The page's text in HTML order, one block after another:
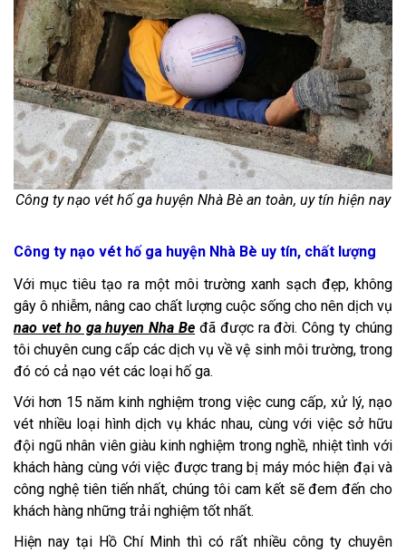
Công ty nạo vét hố ga huyện Nhà Bè an toàn, uy tín hiện nay
Công ty nạo vét hố ga huyện Nhà Bè uy tín, chất lượng
Với mục tiêu tạo ra một môi trường xanh sạch đẹp, không
gây ô nhiễm, nâng cao chất lượng cuộc sống cho nên dịch vụ
nao vet ho ga huyen Nha Be đã được ra đời. Công ty chúng
tôi chuyên cung cấp các dịch vụ về vệ sinh môi trường, trong
đó có cả nạo vét các loại hố ga.
Với hơn 15 năm kinh nghiệm trong việc cung cấp, xử lý, nạo
vét nhiều loại hình dịch vụ khác nhau, cùng với việc sở hữu
đội ngũ nhân viên giàu kinh nghiệm trong nghề, nhiệt tình với
khách hàng cùng với việc được trang bị máy móc hiện đại và
công nghệ tiên tiến nhất, chúng tôi cam kết sẽ đem đến cho
khách hàng những trải nghiệm tốt nhất.
Hiện nay tại Hồ Chí Minh thì có rất nhiều công ty chuyên